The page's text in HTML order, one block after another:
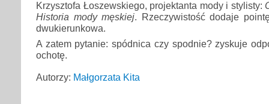
Krzysztofa Łoszewskiego, projektanta mody i stylisty:
Historia mody męskiej. Rzeczywistość dodaje
dwukierunkowa.
A zatem pytanie: spódnica czy spodnie? zyskuje
ochotę.
Autorzy: Małgorzata Kita